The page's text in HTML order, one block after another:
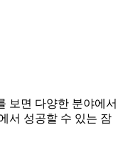
보면 다양한 분야에서
서 성공할 수 있는 잠